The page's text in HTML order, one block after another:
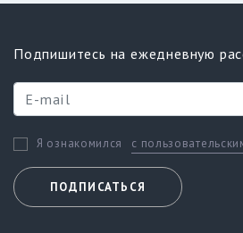
Подпишитесь на ежедневную
Я ознакомился с
ПОДПИСАТЬСЯ